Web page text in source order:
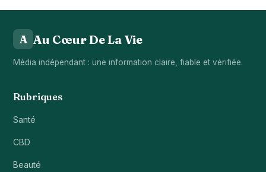
A Au Cœur De La Vie
Média indépendant : une information claire, fiable et vérifiée.
Rubriques
Santé
CBD
Beauté